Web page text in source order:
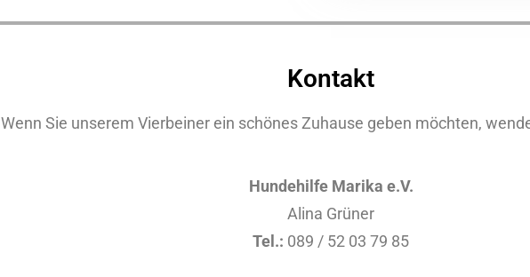
Kontakt
Wenn Sie unserem Vierbeiner ein schönes Zuhause geben möchten,
Hundehilfe Marika e.V.
Alina Grüner
Tel.: 089 / 52 03 79 85